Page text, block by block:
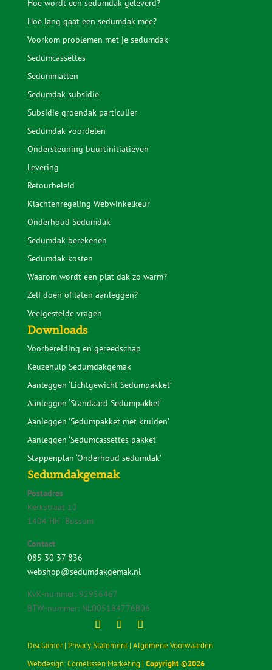
Hoe wordt een sedumdak geleverd?
Hoe lang gaat een sedumdak mee?
Voorkom problemen met je sedumdak
Sedumcassettes
Sedummatten
Sedumdak subsidie
Subsidie groendak particulier
Sedumdak voordelen
Ondersteuning buurtinitiatieven
Levering
Retourbeleid
Klachtenregeling Webwinkelkeur
Onderhoud Sedumdak
Sedumdak berekenen
Sedumdak kosten
Waarom wordt een plat dak zo warm?
Zelf doen of laten aanleggen?
Veelgestelde vragen
Downloads
Voorbereiding en gereedschap
Keuzehulp Sedumdakgemak
Aanleggen ‘Lichtgewicht Sedumpakket’
Aanleggen ‘Standaard Sedumpakket’
Aanleggen ‘Sedumpakket met kruiden’
Aanleggen ‘Sedumcassettes pakket’
Stappenplan ‘Onderhoud sedumdak’
Sedumdakgemak
Postadres
Kerkstraat 10
1404 HH Bussum
Contact
085 30 37 836
webshop@sedumdakgemak.nl
KvK-nummer: 92956467
BTW-nummer: NL005184776B06
Disclaimer | Privacy Statement | Algemene Voorwaarden
Webdesign:Cornelissen.Marketing | Copyright ©2026